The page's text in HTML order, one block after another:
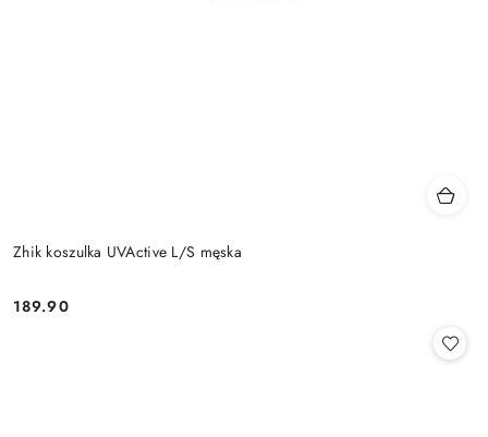
Zhik koszulka UVActive L/S męska
Cena:
189.90